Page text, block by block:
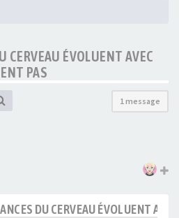
CERVEAU ÉVOLUENT AVEC
PAS
1 message
DU CERVEAU ÉVOLUENT